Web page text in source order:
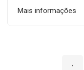
Mais informações
‹